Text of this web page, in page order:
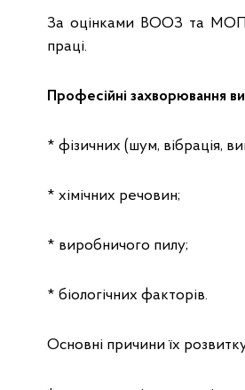
За оцінками ВООЗ та МОП,
праці.
Професійні захворювання
* фізичних (шум, вібрація,
* хімічних речовин;
* виробничого пилу;
* біологічних факторів.
Основні причини їх